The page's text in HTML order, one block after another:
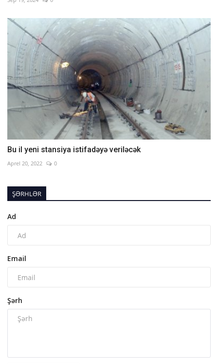
Bu il yeni stansiya istifadəyə veriləcək
Aprel 20, 2022 0
ŞƏRHLƏR
Ad
Email
Şərh